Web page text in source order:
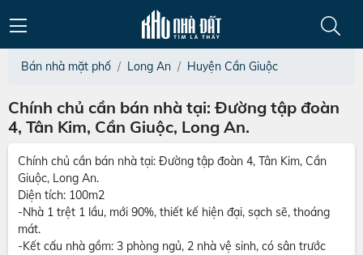
Bán nhà mặt phố Long An Huyện Cần Giuộc
Chính chủ cần bán nhà tại: Đường tập đoàn
4, Tân Kim, Cần Giuộc, Long An.
Chính chủ cần bán nhà tại: Đường tập đoàn 4, Tân Kim, Cần
Giuộc, Long An.
Diện tích: 100m2
-Nhà 1 trệt 1 lầu, mới 90%, thiết kế hiện đại, sạch sẽ, thoáng
mát.
-Kết cấu nhà gồm: 3 phòng ngủ, 2 nhà vệ sinh, có sân trước